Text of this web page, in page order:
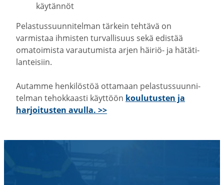
käytännöt
Pelas­tus­suun­ni­telman tärkein tehtävä on
varmistaa ihmisten turval­lisuus sekä edistää
omatoi­mista varau­tu­mista arjen häiriö- ja hätäti­
lan­teisiin.
Autamme henki­löstöä ottamaan pelas­tus­suun­ni­
telman tehok­kaasti käyttöön koulu­tusten ja
harjoi­tusten avulla. >>